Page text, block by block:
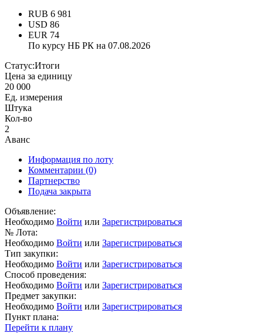
RUB 6 981
USD 86
EUR 74
По курсу НБ РК на 07.08.2026
Статус:Итоги
Цена за единицу
20 000
Ед. измерения
Штука
Кол-во
2
Аванс
Информация по лоту
Комментарии (0)
Партнерство
Подача закрыта
Объявление:
Необходимо Войти или Зарегистрироваться
№ Лота:
Необходимо Войти или Зарегистрироваться
Тип закупки:
Необходимо Войти или Зарегистрироваться
Способ проведения:
Необходимо Войти или Зарегистрироваться
Предмет закупки:
Необходимо Войти или Зарегистрироваться
Пункт плана:
Перейти к плану